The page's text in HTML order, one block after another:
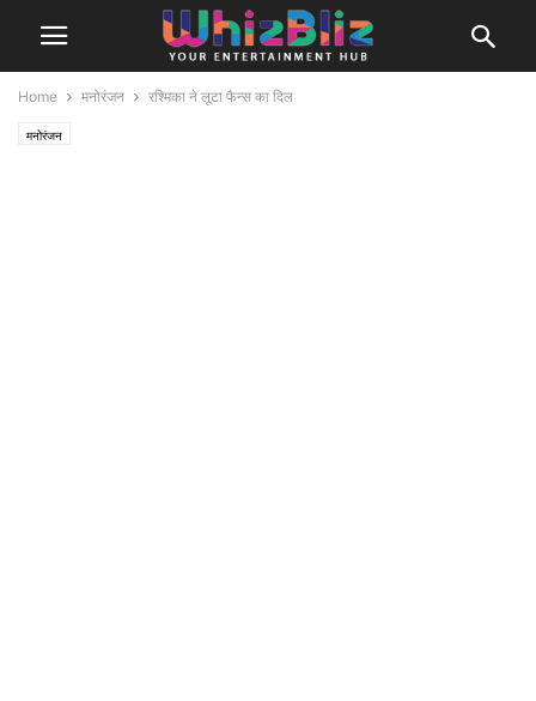
Home मनोरंजन रश्मिका ने लूटा फैन्स का दिल
मनोरंजन